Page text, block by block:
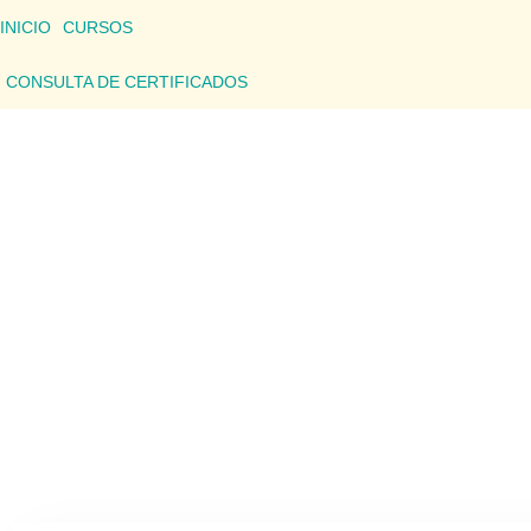
INICIO CURSOS
CONSULTA DE CERTIFICADOS